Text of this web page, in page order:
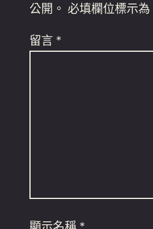
公開。 必填欄位標示為
留言 *